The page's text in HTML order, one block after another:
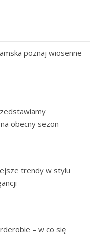
poznaj wiosenne
obecny sezon
trendy w stylu
– w co się